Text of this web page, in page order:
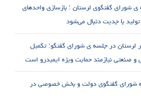
شورای گفتگوی لرستان : بازسازی واحدهای
با جدیت دنبال می‌شود
لرستان در جلسه ی شورای گفتگو: تکمیل
و صنعتی نیازمند حمایت ویژه ایمیدرو است
شورای گفتگوی دولت و بخش خصوصی در